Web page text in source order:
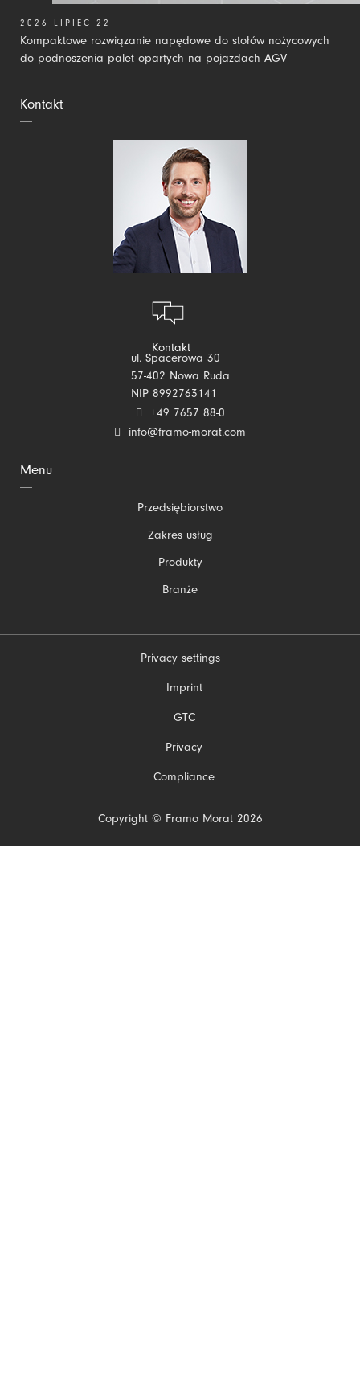
Menu
Przedsiębiorstwo
Zakres usług
Produkty
Branże
Kompaktowe rozwiązanie napędowe do stołów nożycowych
do podnoszenia palet opartych na pojazdach AGV
2026 LIPIEC 22
Kontakt
Kontakt
ul. Spacerowa 30
57-402 Nowa Ruda
NIP 8992763141
+49 7657 88-0
info@framo-morat.com
Copyright © Framo Morat 2026
Privacy settings
PomińImprint
GTC
Privacy
Compliance